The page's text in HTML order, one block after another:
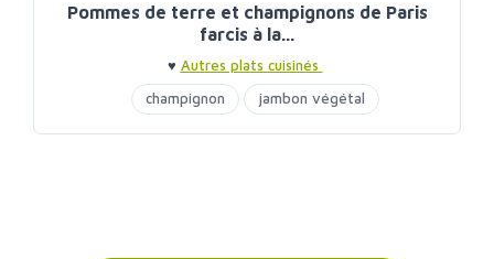
Pommes de terre et champignons de Paris
farcis à la...
♥ Autres plats cuisinés
champignon
jambon végétal
pomme de terre